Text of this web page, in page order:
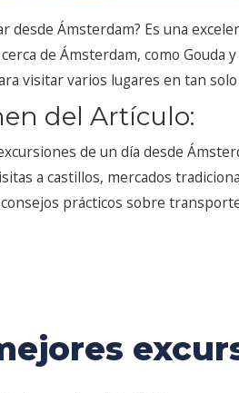
desde Ámsterdam? Es una
de Ámsterdam, como
visitar varios lugares en tan solo
del Artículo:
de un día desde
a castillos, mercados
prácticos sobre